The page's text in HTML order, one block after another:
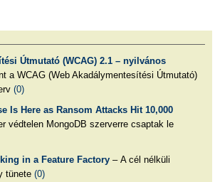
Útmutató (WCAG) 2.1 – nyilvános
a WCAG (Web Akadálymentesítési Útmutató)
(0)
Is Here as Ransom Attacks Hit 10,000
védtelen MongoDB szerverre csaptak le
in a Feature Factory– A cél nélküli
tünete (0)